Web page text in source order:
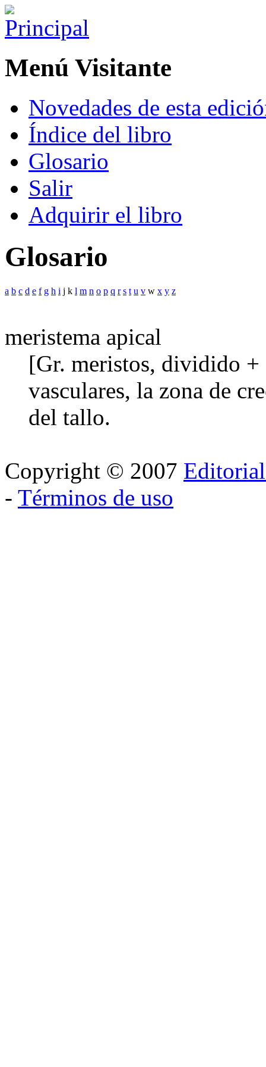
Menú Visitante
Novedades de esta
Índice del libro
Glosario
Salir
Adquirir el libro
Glosario
a b c d e f g h i j k l m n o p q r s t u v w x y z
meristema apical
[Gr. meristos, dividido +
vasculares, la zona de
del tallo.
Copyright © 2007
- Términos de uso